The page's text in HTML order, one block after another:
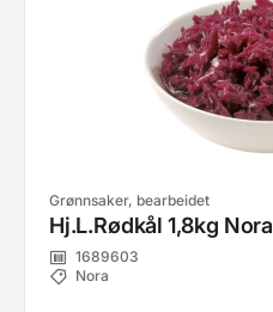
Grønnsaker, bearbeidet
Hj.L.Rødkål 1,8kg Nora
1689603
Nora